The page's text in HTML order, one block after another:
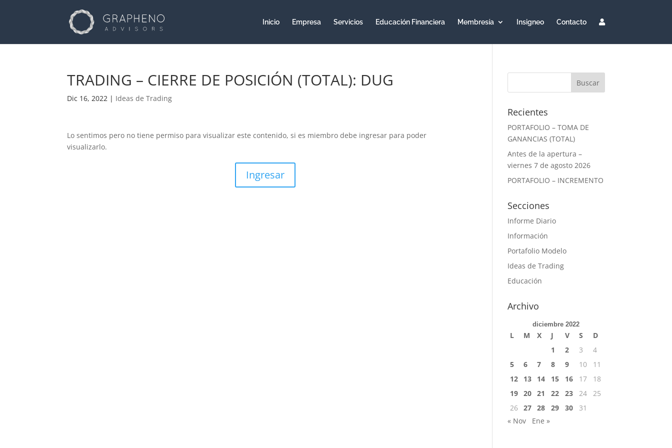
Inicio Empresa Servicios Educación Financiera Membresía Insigneo Contacto
TRADING – CIERRE DE POSICIÓN (TOTAL): DUG
Dic 16, 2022 | Ideas de Trading
Lo sentimos pero no tiene permiso para visualizar este contenido, si es miembro debe ingresar para poder
visualizarlo.
Ingresar
Recientes
PORTAFOLIO – TOMA DE
GANANCIAS (TOTAL)
Antes de la apertura –
viernes 7 de agosto 2026
PORTAFOLIO – INCREMENTO
Secciones
Informe Diario
Información
Portafolio Modelo
Ideas de Trading
Educación
Archivo
diciembre 2022
L M X J V S
D
1
2 3
4
5
6 7 8 9 10
11
12
13 14 15 16 17
18
19 20 21 22 23 24
25
26 27 28 29 30
31
« Nov
Ene »